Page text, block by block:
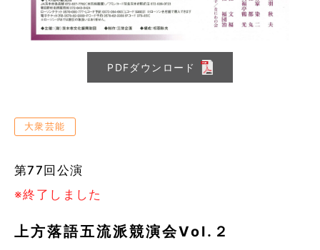
PDFダウンロード
大衆芸能
第77回公演
※終了しました
上方落語五流派競演会Vol.２